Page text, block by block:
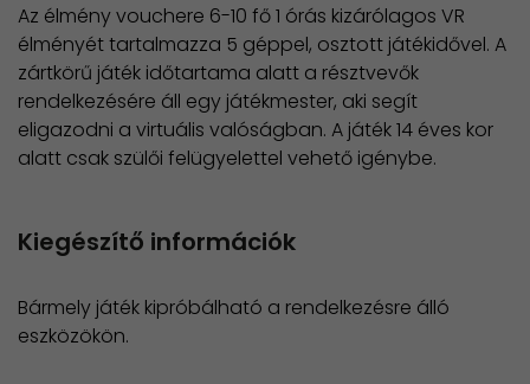
Az élmény vouchere 6-10 fő 1 órás kizárólagos VR
élményét tartalmazza 5 géppel, osztott játékidővel. A
zártkörű játék időtartama alatt a résztvevők
rendelkezésére áll egy játékmester, aki segít
eligazodni a virtuális valóságban. A játék 14 éves kor
alatt csak szülői felügyelettel vehető igénybe.
Kiegészítő információk
Bármely játék kipróbálható a rendelkezésre álló
eszközökön.